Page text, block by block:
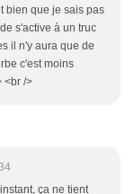
bien que je sais pas
s'active à un truc
il n'y aura que de
c'est moins
<br />
ça ne tient